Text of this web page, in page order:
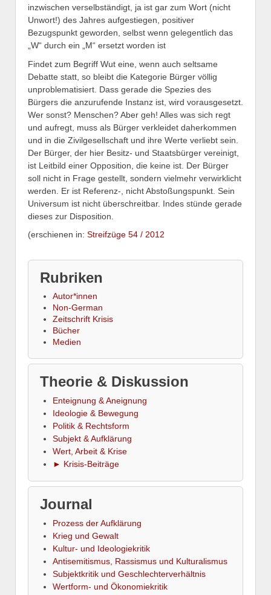
inzwischen verselbständigt, ja ist gar zum Wort (nicht
Unwort!) des Jahres aufgestiegen, positiver
Bezugspunkt geworden, selbst wenn gelegentlich das
„W“ durch ein „M“ ersetzt worden ist
Findet zum Begriff Wut eine, wenn auch seltsame
Debatte statt, so bleibt die Kategorie Bürger völlig
unproblematisiert. Dass gerade die Spezies des
Bürgers die anzurufende Instanz ist, wird vorausgesetzt.
Wer sonst? Menschen? Aber geh! Alles was sich regt
und aufregt, muss als Bürger verkleidet daherkommen
und in die Zivilgesellschaft und ihre Werte verliebt sein.
Der Bürger, der hier Besitz- und Staatsbürger vereinigt,
ist Leitbild einer Opposition, die keine ist. Der Bürger
soll nicht in Frage gestellt, sondern vielmehr verwirklicht
werden. Er ist Referenz-, nicht Abstoßungspunkt. Sein
Universum ist nicht überschreitbar. Indes stünde gerade
dieses zur Disposition.
(erschienen in: Streifzüge 54 / 2012
Rubriken
Autor*innen
Non-German
Zeitschrift Krisis
Bücher
Medien
Theorie & Diskussion
Enteignung & Aneignung
Ideologie & Bewegung
Politik & Rechtsform
Subjekt & Aufklärung
Wert, Arbeit & Krise
► Krisis-Beiträge
Journal
Prozess der Aufklärung
Krieg und Gewalt
Kultur- und Ideologiekritik
Antisemitismus, Rassismus und Kulturalismus
Subjektkritik und Geschlechterverhältnis
Wertform- und Ökonomiekritik